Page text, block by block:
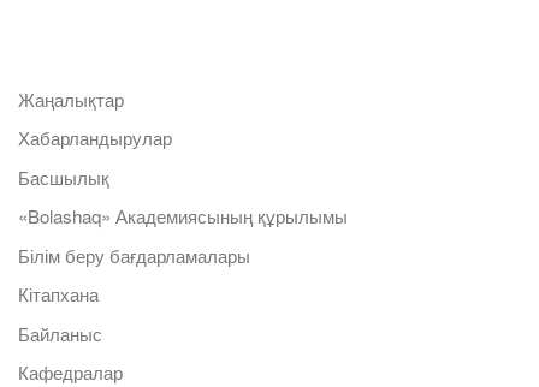
Жаңалықтар
Хабарландырулар
Басшылық
«Bolashaq» Академиясының құрылымы
Білім беру бағдарламалары
Кітапхана
Байланыс
Кафедралар